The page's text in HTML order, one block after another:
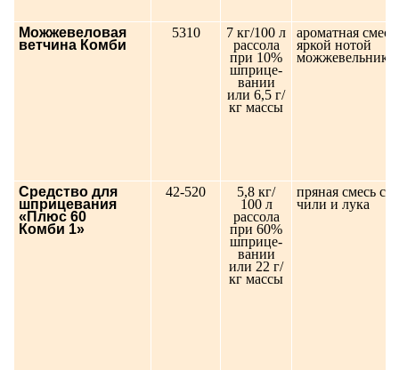
Можжевеловая
ветчина Комби
5310
7 кг/100 л
рассола
при 10%
шприце-
вании
или 6,5 г/
кг массы
ароматная
яркой нотой
можжевельника
Средство для
шприцевания
«Плюс 60
Комби 1»
42-520
5,8 кг/
100 л
рассола
при 60%
шприце-
вании
или 22 г/
кг массы
пряная смесь с
чили и лука